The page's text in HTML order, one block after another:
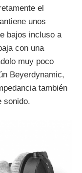
el
unos
bajos incluso a
con una
muy poco
Beyerdynamic,
también
sonido.